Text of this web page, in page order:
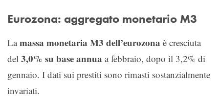
Eurozona: aggregato monetario M3
Lamassa monetaria M3 dell’eurozona è cresciuta
del 3,0% su base annua a febbraio, dopo il 3,2% di
gennaio. I dati sui prestiti sono rimasti sostanzialmente
invariati.